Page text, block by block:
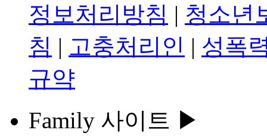
정보처리방침 | 청소년
침 | 고충처리인 | 성폭
규약
Family 사이트 ▶